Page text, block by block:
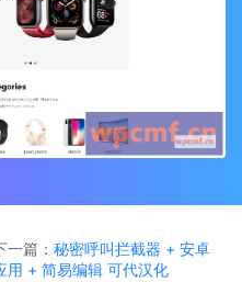
一篇： 秘密呼叫拦截器 + 安卓
用 + 简易编辑 可代汉化